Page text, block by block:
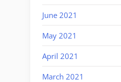
June 2021
May 2021
April 2021
March 2021